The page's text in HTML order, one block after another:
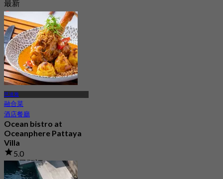
最新
4.9
起฿ 1,999
芭達雅
融合菜
酒店餐廳
Ocean bistro at
Oceanphere Pattaya
Villa
5.0
145 已預訂
起฿ 712.5